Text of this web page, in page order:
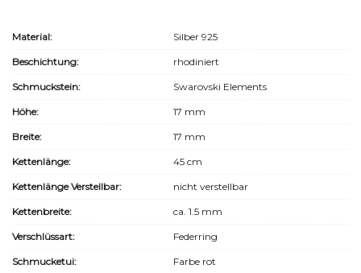
Material: Silber 925
Beschichtung: rhodiniert
Schmuckstein: Swarovski Elements
Höhe: 17 mm
Breite: 17 mm
Kettenlänge: 45 cm
Kettenlänge Verstellbar: nicht verstellbar
Kettenbreite: ca. 1.5 mm
Verschlüssart: Federring
Schmucketui: Farbe rot